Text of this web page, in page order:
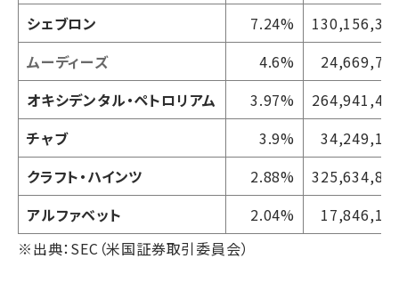
シェブロン
7.24%
ムーディーズ
4.6%
オキシデンタル・ペトロリアム
3.97%
チャブ
3.9%
クラフト・ハインツ
2.88%
アルファベット
2.04%
※出典：SEC（米国証券取引委員会）